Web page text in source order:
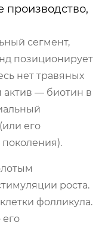
производство,
сегмент,
позиционирует
нет травяных
актив — биотин в
его
роста.
фолликула.